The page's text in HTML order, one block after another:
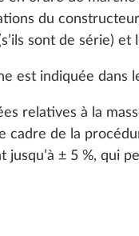
du
sont de série)
est indiquée dans
relatives à la
cadre de la
jusqu’à ± 5 %,